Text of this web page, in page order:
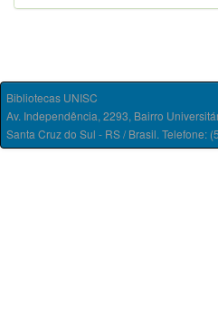
Bibliotecas UNISC
Av. Independência, 2293, Bairro
Santa Cruz do Sul - RS / Brasil. Telefone: